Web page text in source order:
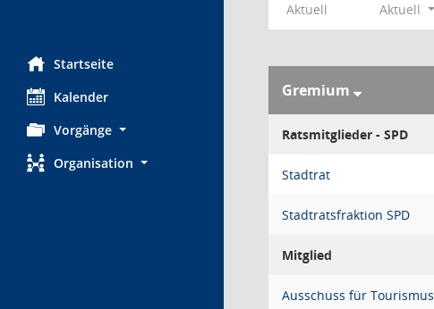
Startseite
Kalender
Vorgänge
Organisation
Aktuell Aktuell
Gremium
Ratsmitglieder - SPD
Stadtrat
Stadtratsfraktion SPD
Mitglied
Ausschuss für Tourismus